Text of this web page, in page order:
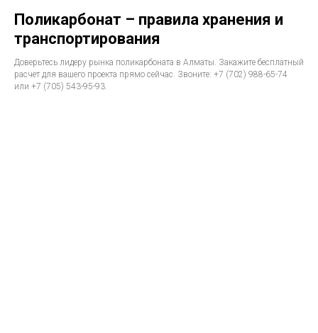
Поликарбонат – правила хранения и
транспортирования
Доверьтесь лидеру рынка поликарбоната в Алматы. Закажите бесплатный
расчет для вашего проекта прямо сейчас. Звоните: +7 (702) 988-65-74
или +7 (705) 543-95-93.